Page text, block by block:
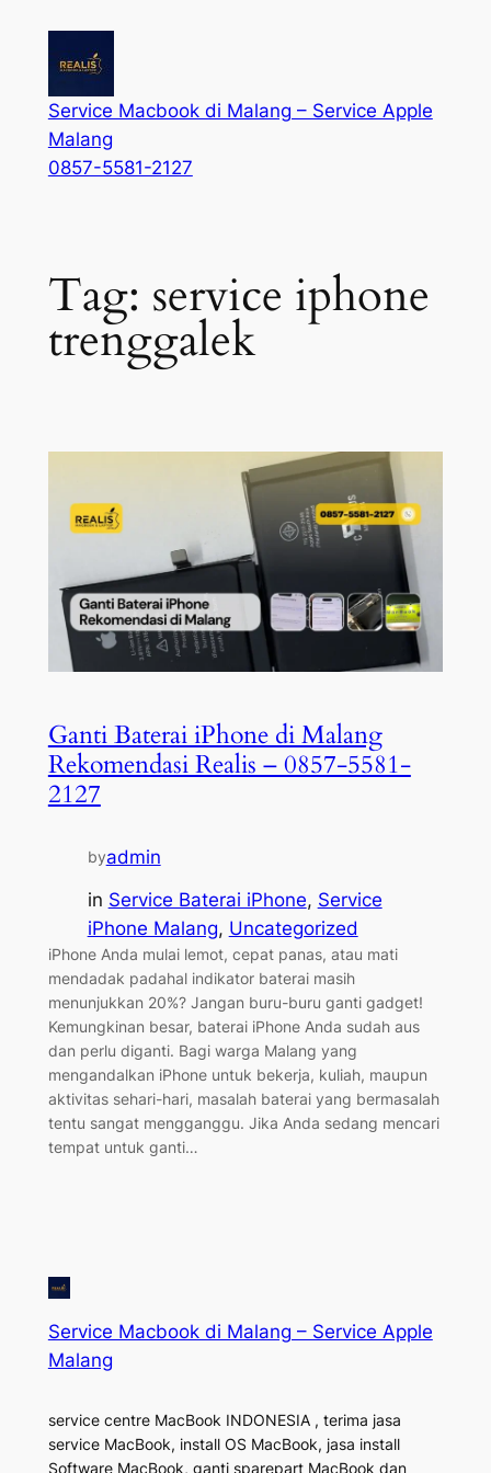
Service Macbook di Malang – Service Apple
Malang
0857-5581-2127
Tag: service iphone
trenggalek
Ganti Baterai iPhone di Malang
Rekomendasi Realis – 0857-5581-
2127
byadmin
in Service Baterai iPhone, Service
iPhone Malang, Uncategorized
iPhone Anda mulai lemot, cepat panas, atau mati
mendadak padahal indikator baterai masih
menunjukkan 20%? Jangan buru-buru ganti gadget!
Kemungkinan besar, baterai iPhone Anda sudah aus
dan perlu diganti. Bagi warga Malang yang
mengandalkan iPhone untuk bekerja, kuliah, maupun
aktivitas sehari-hari, masalah baterai yang bermasalah
tentu sangat mengganggu. Jika Anda sedang mencari
tempat untuk ganti…
Service Macbook di Malang – Service Apple
Malang
service centre MacBook INDONESIA , terima jasa
service MacBook, install OS MacBook, jasa install
Software MacBook, ganti sparepart MacBook dan